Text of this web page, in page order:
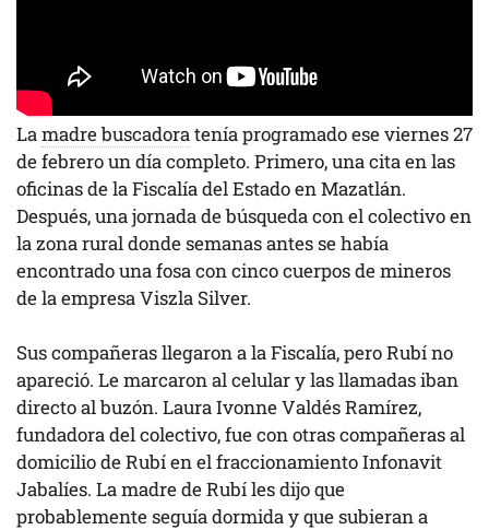
La madre buscadora tenía programado ese viernes 27
de febrero un día completo. Primero, una cita en las
oficinas de la Fiscalía del Estado en Mazatlán.
Después, una jornada de búsqueda con el colectivo en
la zona rural donde semanas antes se había
encontrado una fosa con cinco cuerpos de mineros
de la empresa Viszla Silver.
Sus compañeras llegaron a la Fiscalía, pero Rubí no
apareció. Le marcaron al celular y las llamadas iban
directo al buzón. Laura Ivonne Valdés Ramírez,
fundadora del colectivo, fue con otras compañeras al
domicilio de Rubí en el fraccionamiento Infonavit
Jabalíes. La madre de Rubí les dijo que
probablemente seguía dormida y que subieran a